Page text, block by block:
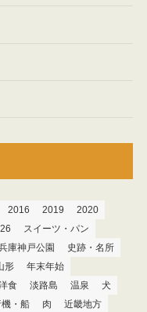
2016 2019
2020
スイーツ・パン
庫神戸公園
史跡・名所
形
年末年始
食 淡路島 温泉
犬
・船 肉
近畿地方